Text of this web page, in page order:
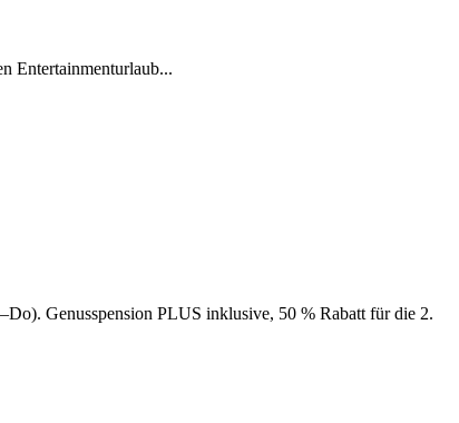
Entertainmenturlaub...
Genusspension PLUS inklusive, 50 % Rabatt für die 2.